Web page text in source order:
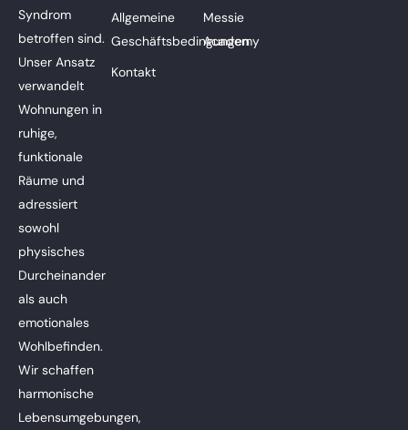
Syndrom
betroffen sind.
Unser Ansatz
verwandelt
Wohnungen in
ruhige,
funktionale
Räume und
adressiert
sowohl
physisches
Durcheinander
als auch
emotionales
Wohlbefinden.
Wir schaffen
harmonische
Lebensumgebungen,
Allgemeine
Geschäftsbedingungen
Kontakt
Messie
Academy